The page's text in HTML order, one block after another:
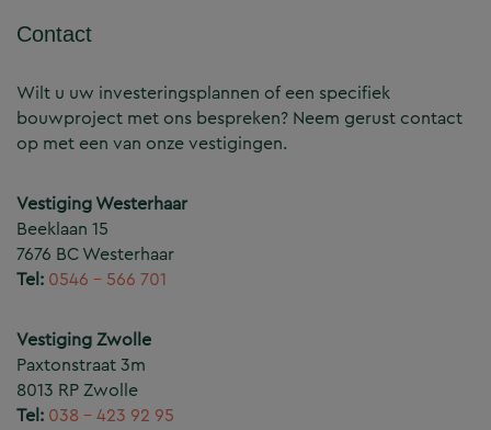
Contact
Wilt u uw investeringsplannen of een specifiek
bouwproject met ons bespreken? Neem gerust contact
op met een van onze vestigingen.
Vestiging Westerhaar
Beeklaan 15
7676 BC Westerhaar
Tel: 0546 – 566 701
Vestiging Zwolle
Paxtonstraat 3m
8013 RP Zwolle
Tel: 038 – 423 92 95